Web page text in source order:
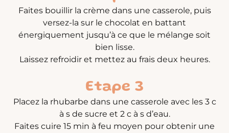
Faites bouillir la crème dans une casserole, puis
versez-la sur le chocolat en battant
énergiquement jusqu’à ce que le mélange soit
bien lisse.
Laissez refroidir et mettez au frais deux heures.
Etape 3
Placez la rhubarbe dans une casserole avec les 3 c
à s de sucre et 2 c à s d’eau.
Faites cuire 15 min à feu moyen pour obtenir une